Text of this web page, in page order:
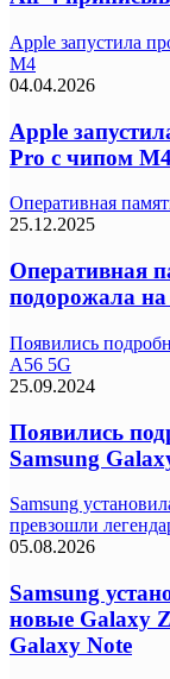
Apple запустила
M4
04.04.2026
Apple
Pro с чипом
Оперативная
25.12.2025
Оперативная
подорожала
Появились
A56 5G
25.09.2024
Появились
Samsung
Samsung
превзошли
05.08.2026
Samsung
новые Galaxy
Galaxy Note